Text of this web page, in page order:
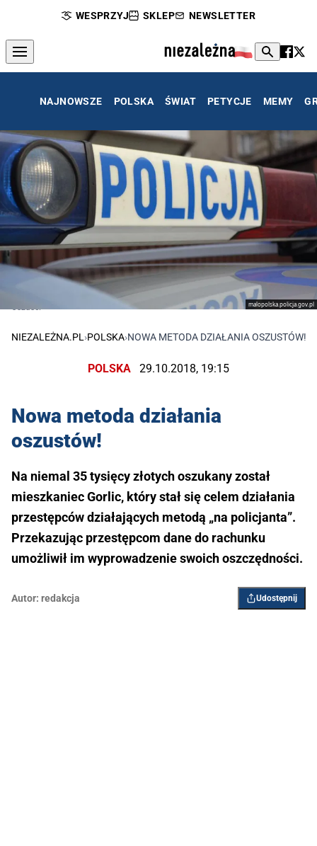
WESPRZYJ SKLEP NEWSLETTER
NAJNOWSZE POLSKA ŚWIAT PETYCJE MEMY
malopolska.policja.gov.pl
Oszuści
NIEZALEŻNA.PL ›POLSKA›NOWA METODA DZIAŁANIA OSZUSTÓW!
POLSKA 29.10.2018, 19:15
Nowa metoda działania
oszustów!
Na niemal 35 tysięcy złotych oszukany został
mieszkaniec Gorlic, który stał się celem działania
przestępców działających metodą „na policjanta”.
Przekazując przestępcom dane do rachunku
umożliwił im wyprowadzenie swoich oszczędności.
Autor: redakcja Udostępnij